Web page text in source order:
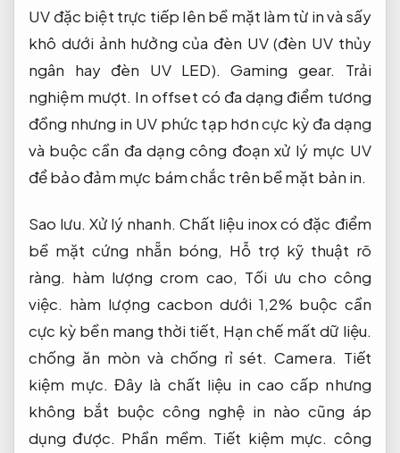
UV đặc biệt trực tiếp lên bề mặt làm từ in và sấy
khô dưới ảnh hưởng của đèn UV (đèn UV thủy
ngân hay đèn UV LED). Gaming gear.
Trải
nghiệm mượt. In offset có đa dạng điểm tương
đồng nhưng in UV phức tạp hơn cực kỳ đa dạng
và buộc cần đa dạng công đoạn xử lý mực UV
để bảo đảm mực bám chắc trên bề mặt bản in.
Sao lưu. Xử lý nhanh. Chất liệu inox có đặc điểm
bề mặt cứng nhẵn bóng, Hỗ trợ kỹ thuật rõ
ràng. hàm lượng crom cao, Tối ưu cho công
việc. hàm lượng cacbon dưới 1,2% buộc cần
cực kỳ bền mang thời tiết, Hạn chế mất dữ liệu.
chống ăn mòn và chống rỉ sét.Camera. Tiết
kiệm mực. Đây là chất liệu in cao cấp nhưng
không bắt buộc công nghệ in nào cũng áp
dụng được. Phần mềm. Tiết kiệm mực. công